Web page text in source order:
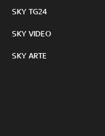
SKY TG24
SKY VIDEO
SKY ARTE